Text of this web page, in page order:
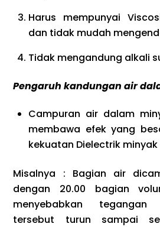
Harus mempunyai
dan tidak mudah
Tidak mengandung alkali
Pengaruh kandungan air
Campuran air dalam
membawa efek yang
kekuatan Dielectrik
Misalnya : Bagian air
dengan 20.00 bagian
menyebabkan
tersebut turun sampai